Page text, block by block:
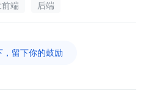
前端 后端
，留下你的鼓励